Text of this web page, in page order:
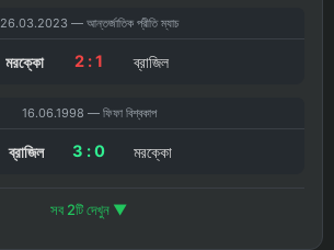
26.03.2023 — আন্তর্জাতিক প্রীতি ম্যাচ
মরক্কো 2 : 1 ব্রাজিল
16.06.1998 — ফিফা বিশ্বকাপ
ব্রাজিল 3 : 0 মরক্কো
সব 2টি দেখুন ▼